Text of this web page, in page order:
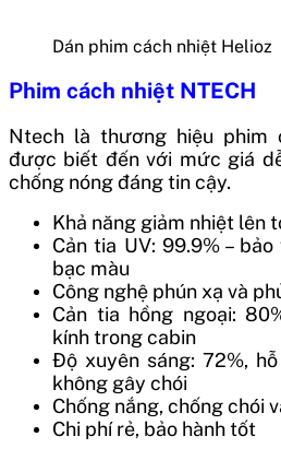
Dán phim cách nhiệt Helioz
Phim cách nhiệt NTECH
Ntech là thương hiệu phim
được biết đến với mức giá
chống nóng đáng tin cậy.
Khả năng giảm nhiệt lên
Cản tia UV: 99.9% –
bạc màu
Công nghệ phún xạ và
Cản tia hồng ngoại:
kính trong cabin
Độ xuyên sáng: 72%,
không gây chói
Chống nắng, chống chói
Chi phí rẻ, bảo hành tốt